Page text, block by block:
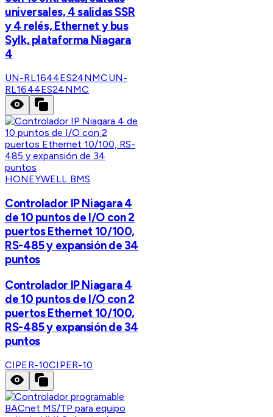
universales, 4 salidas SSR
y 4 relés, Ethernet y bus
Sylk, plataforma Niagara
4
UN-RL1644ES24NMCUN-
RL1644ES24NMC
HONEYWELL BMS
Controlador IP Niagara 4
de 10 puntos de I/O con 2
puertos Ethernet 10/100,
RS-485 y expansión de 34
puntos
Controlador IP Niagara 4
de 10 puntos de I/O con 2
puertos Ethernet 10/100,
RS-485 y expansión de 34
puntos
CIPER-10CIPER-10